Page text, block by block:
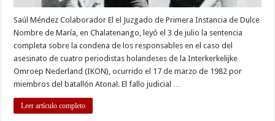
Saúl Méndez Colaborador El el Juzgado de Primera Instancia de Dulce
Nombre de María, en Chalatenango, leyó el 3 de julio la sentencia
completa sobre la condena de los responsables en el caso del
asesinato de cuatro periodistas holandeses de la Interkerkelijke
Omroep Nederland (IKON), ocurrido el 17 de marzo de 1982 por
miembros del batallón Atonal. El fallo judicial …
Leer artículo completo